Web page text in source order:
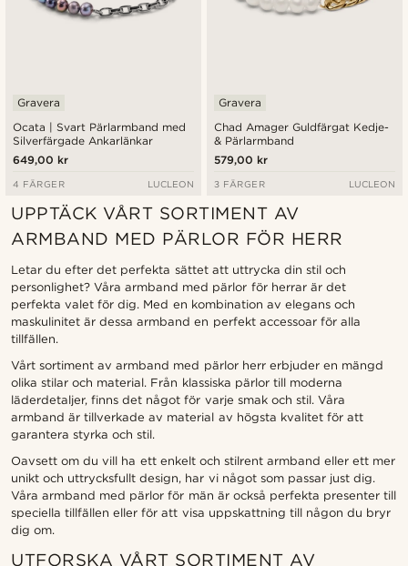
Ocata | Svart Pärlarmband med
Silverfärgade Ankarlänkar
Gravera
649,00 kr
4 FÄRGER LUCLEON
Chad Amager Guldfärgat Kedje-
& Pärlarmband
Gravera
579,00 kr
3 FÄRGER LUCLEON
UPPTÄCK VÅRT SORTIMENT AV
ARMBAND MED PÄRLOR FÖR HERR
Letar du efter det perfekta sättet att uttrycka din stil och
personlighet? Våra armband med pärlor för herrar är det
perfekta valet för dig. Med en kombination av elegans och
maskulinitet är dessa armband en perfekt accessoar för alla
tillfällen.
Vårt sortiment av armband med pärlor herr erbjuder en mängd
olika stilar och material. Från klassiska pärlor till moderna
läderdetaljer, finns det något för varje smak och stil. Våra
armband är tillverkade av material av högsta kvalitet för att
garantera styrka och stil.
Oavsett om du vill ha ett enkelt och stilrent armband eller ett mer
unikt och uttrycksfullt design, har vi något som passar just dig.
Våra armband med pärlor för män är också perfekta presenter till
speciella tillfällen eller för att visa uppskattning till någon du bryr
dig om.
UTFORSKA VÅRT SORTIMENT AV